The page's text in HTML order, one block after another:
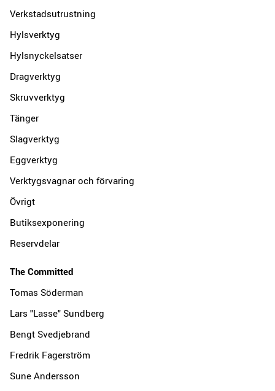
Verkstadsutrustning
Hylsverktyg
Hylsnyckelsatser
Dragverktyg
Skruvverktyg
Tänger
Slagverktyg
Eggverktyg
Verktygsvagnar och förvaring
Övrigt
Butiksexponering
Reservdelar
The Committed
Tomas Söderman
Lars "Lasse" Sundberg
Bengt Svedjebrand
Fredrik Fagerström
Sune Andersson